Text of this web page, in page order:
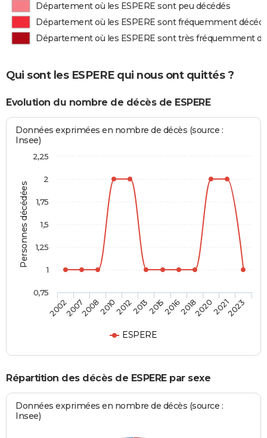
Département où les ESPERE sont peu décédés
Département où les ESPERE sont fréquemment
Département où les ESPERE sont très fréquemment
Qui sont les ESPERE qui nous ont quittés ?
Evolution du nombre de décès de ESPERE
Personnes décédées
Données exprimées en nombre de décès (source :
Insee)
ESPERE
200220072008201020122013201520162018202020212023
0,75
1
1,25
1,5
1,75
2
2,25
Répartition des décès de ESPERE par sexe
Données exprimées en nombre de décès (source :
Insee)